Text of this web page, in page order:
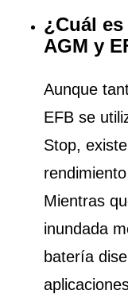
¿Cuál
AGM y
Aunque
EFB se
Stop,
Mientras
inundada
batería